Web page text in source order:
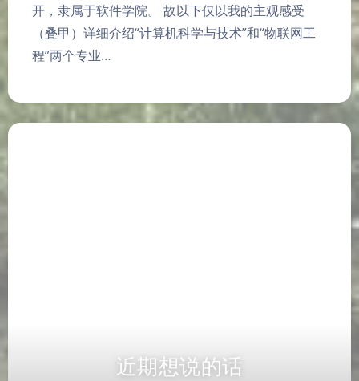
开，隶属于软件学院。 故以下仅以我的主观感受
（叠甲）详细介绍“计算机科学与技术”和“物联网工
程”两个专业…
近期想说的话